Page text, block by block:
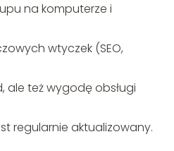
na komputerze i
wtyczek (SEO,
ale też wygodę obsługi
regularnie aktualizowany.